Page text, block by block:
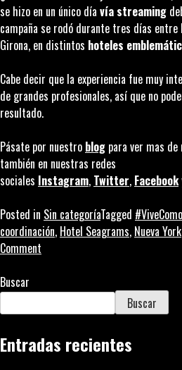
se hizo en un único día vía streaming
campaña se rodó durante tres días entre
Girona, en distintos hoteles
Cabe decir que la experiencia fue muy
de grandes profesionales, así que no
resultado.
Pásate por nuestro blog para ver mas de
también en nuestras redes
sociales Instagram, Twitter, Facebook
Posted in Sin categoríaTagged
coordinación, Hotel Seagrams, Nueva York
Comment
Pernod
Ricard
Coordinación
Buscar
Buscar
Entradas recientes